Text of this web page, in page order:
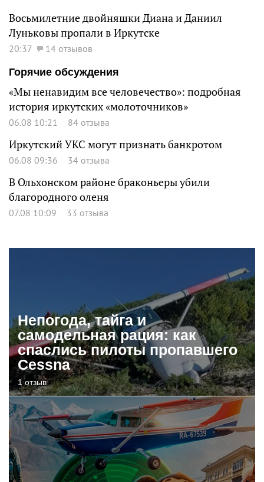
Восьмилетние двойняшки Диана и Даниил
Луньковы пропали в Иркутске
20:37
14 отзывов
Горячие обсуждения
«Мы ненавидим все человечество»: подробная
история иркутских «молоточников»
06.08 10:21 84 отзыва
Иркутский УКС могут признать банкротом
06.08 09:36 34 отзыва
В Ольхонском районе браконьеры убили
благородного оленя
07.08 10:09 33 отзыва
Непогода, тайга и
самодельная рация: как
спаслись пилоты пропавшего
Cessna
1 отзыв